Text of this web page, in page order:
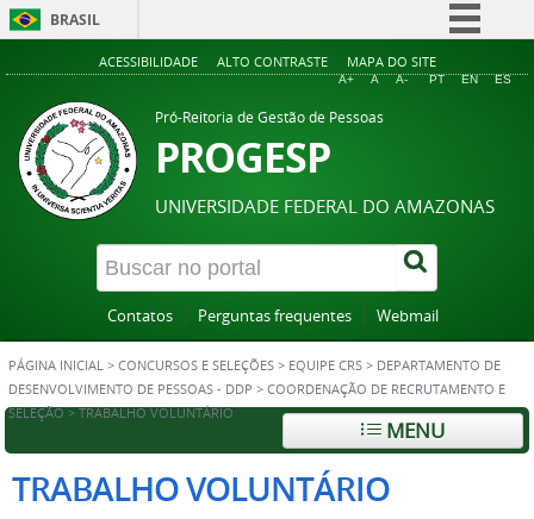
BRASIL
Simplifique!
Acesso à informação
Legislação
Canais
ACESSIBILIDADE ALTO CONTRASTE MAPA DO SITE
A+ A A- PT EN ES
Pró-Reitoria de Gestão de Pessoas
PROGESP
UNIVERSIDADE FEDERAL DO AMAZONAS
Contatos Perguntas frequentes Webmail
PÁGINA INICIAL > CONCURSOS E SELEÇÕES > EQUIPE CRS > DEPARTAMENTO DE
DESENVOLVIMENTO DE PESSOAS - DDP > COORDENAÇÃO DE RECRUTAMENTO E
SELEÇÃO > TRABALHO VOLUNTÁRIO
MENU
TRABALHO VOLUNTÁRIO